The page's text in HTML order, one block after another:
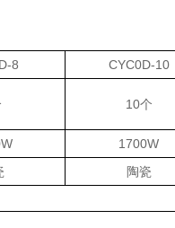
8 CYC0D-10
10个
1700W
陶瓷